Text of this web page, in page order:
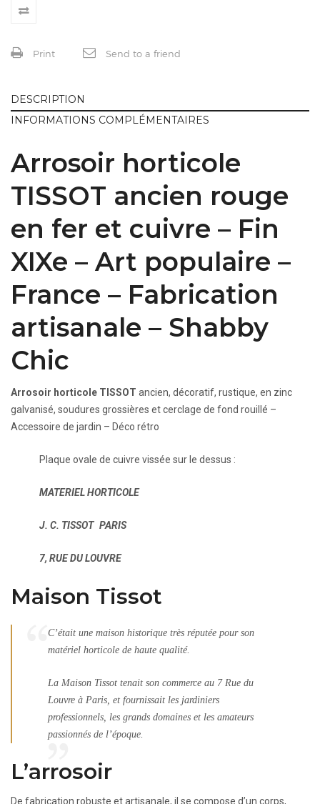
Print Send to a friend
DESCRIPTION
INFORMATIONS COMPLÉMENTAIRES
Arrosoir horticole
TISSOT ancien rouge
en fer et cuivre – Fin
XIXe – Art populaire –
France – Fabrication
artisanale – Shabby
Chic
Arrosoir horticole TISSOT ancien, décoratif, rustique, en zinc
galvanisé, soudures grossières et cerclage de fond rouillé –
Accessoire de jardin – Déco rétro
Plaque ovale de cuivre vissée sur le dessus :
MATERIEL HORTICOLE
J. C. TISSOT PARIS
7, RUE DU LOUVRE
Maison Tissot
C’était une maison historique très réputée pour son
matériel horticole de haute qualité.
La Maison Tissot tenait son commerce au 7 Rue du
Louvre à Paris, et fournissait les jardiniers
professionnels, les grands domaines et les amateurs
passionnés de l’époque.
L’arrosoir
De fabrication robuste et artisanale, il se compose d’un corps,